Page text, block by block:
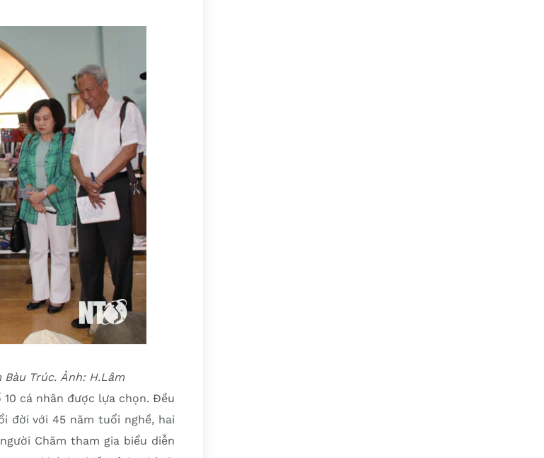
Trúc. Ảnh: H.Lâm
10 cá nhân được lựa chọn. Đều
đời với 45 năm tuổi nghề, hai
Chăm tham gia biểu diễn